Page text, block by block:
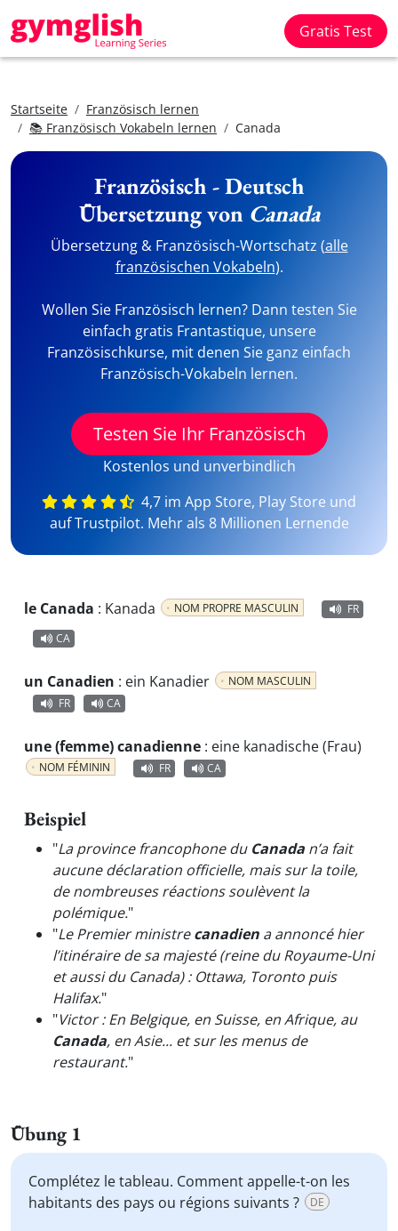
Gratis Test
Startseite
Französisch lernen
📚 Französisch Vokabeln lernen
Canada
Französisch - Deutsch
Übersetzung von Canada
Übersetzung & Französisch-Wortschatz (alle
französischen Vokabeln).
Wollen Sie Französisch lernen? Dann testen Sie
einfach gratis Frantastique, unsere
Französischkurse, mit denen Sie ganz einfach
Französisch-Vokabeln lernen.
Testen Sie Ihr Französisch
Kostenlos und unverbindlich
4,7 im App Store, Play Store und
auf Trustpilot. Mehr als 8 Millionen Lernende
le Canada : Kanada NOM PROPRE MASCULIN
FR
CA
un Canadien : ein Kanadier
NOM MASCULIN
FR
CA
une (femme) canadienne : eine kanadische (Frau)
NOM FÉMININ FR CA
Beispiel
"La province francophone du Canada n’a fait
aucune déclaration officielle, mais sur la toile,
de nombreuses réactions soulèvent la
polémique."
"Le Premier ministrecanadien a annoncé hier
l’itinéraire de sa majesté (reine du Royaume-Uni
et aussi du Canada) : Ottawa, Toronto puis
Halifax."
"Victor : En Belgique, en Suisse, en Afrique, au
Canada, en Asie... et sur les menus de
restaurant."
Übung 1
Complétez le tableau. Comment appelle-t-on les
habitants des pays ou régions suivants ?
DE